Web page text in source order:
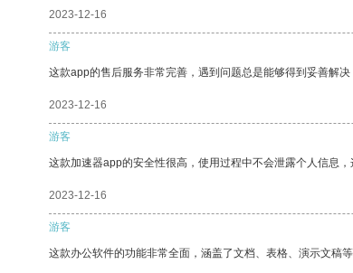
2023-12-16
游客
这款app的售后服务非常完善，遇到问题总是能够得到妥善解决
2023-12-16
游客
这款加速器app的安全性很高，使用过程中不会泄露个人信息
2023-12-16
游客
这款办公软件的功能非常全面，涵盖了文档、表格、演示文稿